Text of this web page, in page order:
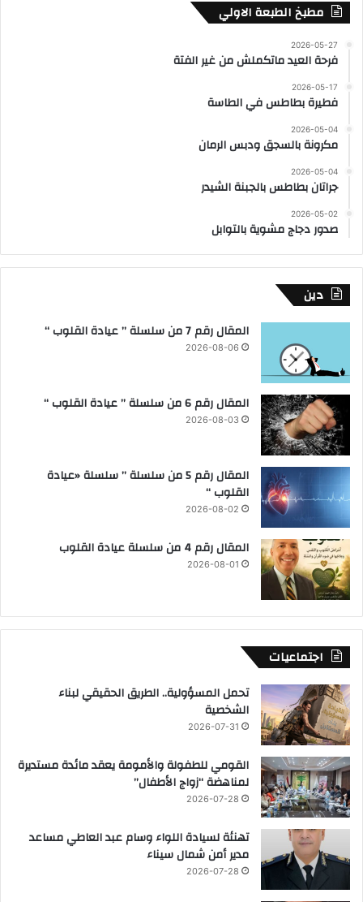
مطبخ الطبعة الاولي
2026-05-27
فرحة العيد ماتكملش من غير الفتة
2026-05-17
فطيرة بطاطس في الطاسة
2026-05-04
مكرونة بالسجق ودبس الرمان
2026-05-04
جراتان بطاطس بالجبنة الشيدر
2026-05-02
صدور دجاج مشوية بالتوابل
دين
المقال رقم 7 من سلسلة ” عيادة القلوب “
2026-08-06
المقال رقم 6 من سلسلة ” عيادة القلوب “
2026-08-03
المقال رقم 5 من سلسلة ” سلسلة «عيادة
القلوب “
2026-08-02
المقال رقم 4 من سلسلة عيادة القلوب
2026-08-01
اجتماعيات
تحمل المسؤولية.. الطريق الحقيقي لبناء
الشخصية
2026-07-31
القومي للطفولة والأمومة يعقد مائدة مستديرة
لمناهضة “زواج الأطفال”
2026-07-28
تهنئة لسيادة اللواء وسام عبد العاطي مساعد
مدير أمن شمال سيناء
2026-07-28